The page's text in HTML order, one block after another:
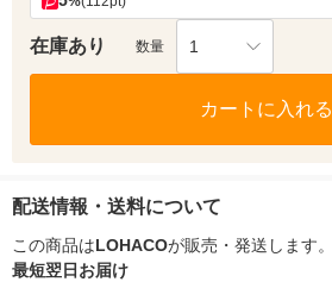
在庫あり 数量 1
カートに入れる
配送情報・送料について
この商品はLOHACOが販売・発送します。
最短翌日お届け